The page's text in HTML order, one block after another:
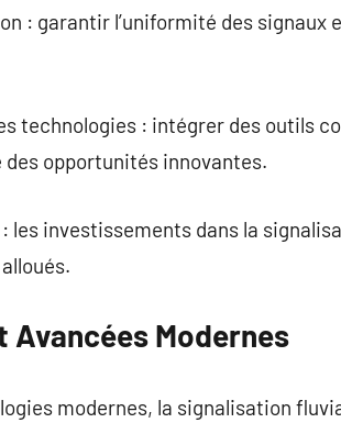
: garantir l’uniformité des
technologies : intégrer des outils
opportunités innovantes.
les investissements dans la
Avancées Modernes
modernes, la signalisation